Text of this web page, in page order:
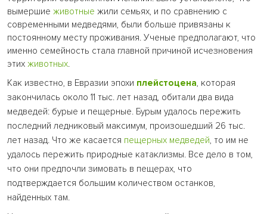
вымершие животные жили семьях, и по сравнению с
современными медведями, были больше привязаны к
постоянному месту проживания. Ученые предполагают, что
именно семейность стала главной причиной исчезновения
этих животных.
Как известно, в Евразии эпохи плейстоцена, которая
закончилась около 11 тыс. лет назад, обитали два вида
медведей: бурые и пещерные. Бурым удалось пережить
последний ледниковый максимум, произошедший 26 тыс.
лет назад. Что же касается пещерных медведей, то им не
удалось пережить природные катаклизмы. Все дело в том,
что они предпочли зимовать в пещерах, что
подтверждается большим количеством останков,
найденных там.